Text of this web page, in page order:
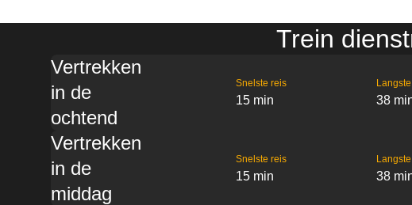
Trein
Vertrekken
in de
ochtend
Snelste reis
15 min 38
Vertrekken
in de
middag
Snelste reis
15 min 38